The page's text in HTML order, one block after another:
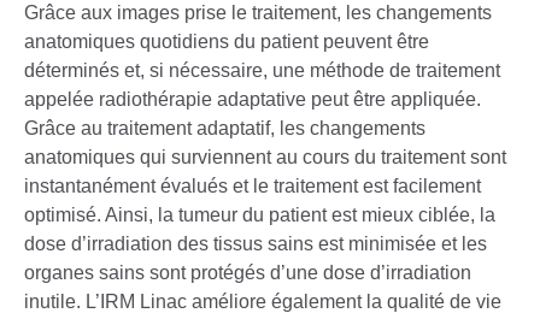
Grâce aux images prise le traitement, les changements
anatomiques quotidiens du patient peuvent être
déterminés et, si nécessaire, une méthode de traitement
appelée radiothérapie adaptative peut être appliquée.
Grâce au traitement adaptatif, les changements
anatomiques qui surviennent au cours du traitement sont
instantanément évalués et le traitement est facilement
optimisé. Ainsi, la tumeur du patient est mieux ciblée, la
dose d’irradiation des tissus sains est minimisée et les
organes sains sont protégés d’une dose d’irradiation
inutile. L’IRM Linac améliore également la qualité de vie